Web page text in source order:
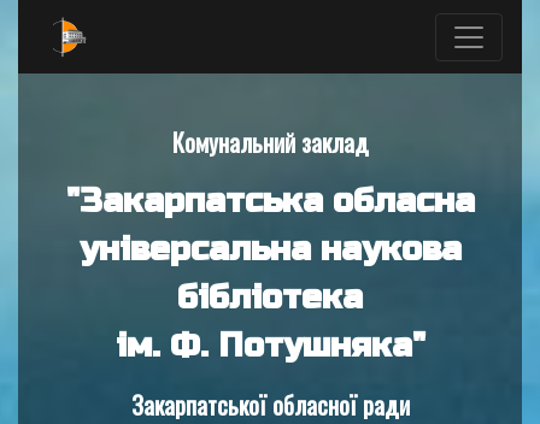
Комунальний заклад
"Закарпатська обласна
універсальна наукова
бібліотека
ім. Ф. Потушняка"
Закарпатської обласної ради